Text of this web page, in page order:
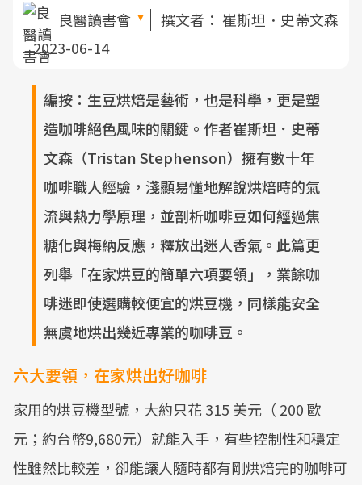
良醫讀書會 撰文者： 崔斯坦．史蒂文森
2023-06-14
編按：生豆烘焙是藝術，也是科學，更是塑
造咖啡絕色風味的關鍵。作者崔斯坦．史蒂
文森（Tristan Stephenson）擁有數十年
咖啡職人經驗，淺顯易懂地解說烘焙時的氣
流與熱力學原理，並剖析咖啡豆如何經過焦
糖化與梅納反應，釋放出迷人香氣。此篇更
列舉「在家烘豆的簡單六項要領」，業餘咖
啡迷即使選購較便宜的烘豆機，同樣能安全
無虞地烘出幾近專業的咖啡豆。
六大要領，在家烘出好咖啡
家用的烘豆機型號，大約只花 315 美元（ 200 歐
元；約台幣9,680元）就能入手，有些控制性和穩定
性雖然比較差，卻能讓人隨時都有剛烘焙完的咖啡可